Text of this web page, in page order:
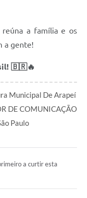
reúna a família e os
a gente!
🇧🇷🔥
Municipal De Arapeí
DE COMUNICAÇÃO
Paulo
a curtir esta